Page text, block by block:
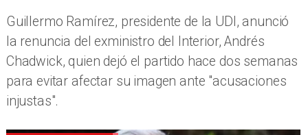
​Guillermo Ramírez, presidente de la UDI, anunció
la renuncia del exministro del Interior, Andrés
Chadwick, quien dejó el partido hace dos semanas
para evitar afectar su imagen ante "acusaciones
injustas".